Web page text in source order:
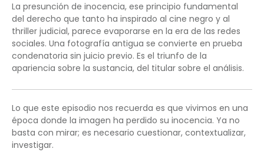
La presunción de inocencia, ese principio fundamental
del derecho que tanto ha inspirado al cine negro y al
thriller judicial, parece evaporarse en la era de las redes
sociales. Una fotografía antigua se convierte en prueba
condenatoria sin juicio previo. Es el triunfo de la
apariencia sobre la sustancia, del titular sobre el análisis.
Lo que este episodio nos recuerda es que vivimos en una
época donde la imagen ha perdido su inocencia. Ya no
basta con mirar; es necesario cuestionar, contextualizar,
investigar.